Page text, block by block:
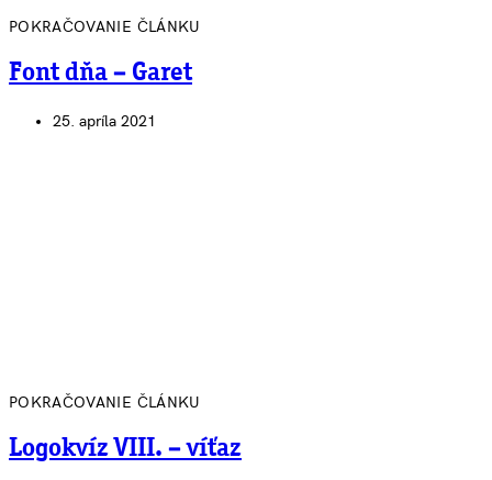
POKRAČOVANIE ČLÁNKU
Font dňa – Garet
25. apríla 2021
POKRAČOVANIE ČLÁNKU
Logokvíz VIII. – víťaz